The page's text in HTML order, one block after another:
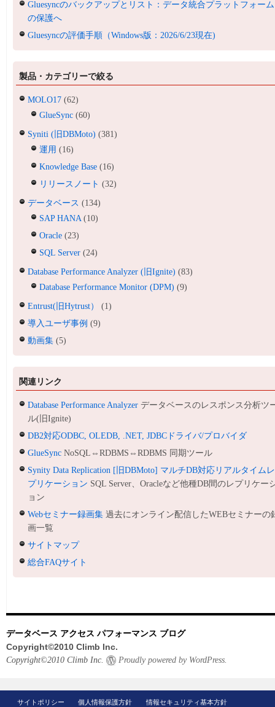
Gluesyncのバックアップとリスト：データ統合プラットフォーム
の保護へ
Gluesyncの評価手順（Windows版：2026/6/23現在)
製品・カテゴリーで絞る
MOLO17 (62)
GlueSync (60)
Syniti (旧DBMoto) (381)
運用 (16)
Knowledge Base (16)
リリースノート (32)
データベース (134)
SAP HANA(10)
Oracle (23)
SQL Server (24)
Database Performance Analyzer (旧Ignite) (83)
Database Performance Monitor (DPM) (9)
Entrust(旧Hytrust）
(1)
導入ユーザ事例 (9)
動画集 (5)
関連リンク
Database Performance Analyzer データベースのレスポンス分析ツ
ル(旧Ignite)
DB2対応ODBC, OLEDB, .NET, JDBCドライバ/プロバイダ
GlueSync NoSQL⇔RDBMS⇔RDBMS 同期ツール
Synity Data Replication [旧DBMoto] マルチDB対応リアルタイムレ
プリケーション SQL Server、Oracleなど他種DB間のレプリケー
ョン
Webセミナー録画集 過去にオンライン配信したWEBセミナーの
画一覧
サイトマップ
総合FAQサイト
データベース アクセス パフォーマンス ブログ
Copyright©2010 Climb Inc.
Copyright©2010 Climb Inc. Proudly powered by WordPress.
サイトポリシー 個人情報保護方針 情報セキュリティ基本方針